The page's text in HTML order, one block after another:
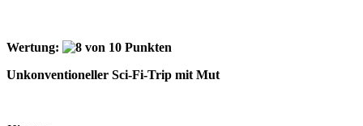
Wertung:
Unkonventioneller Sci-Fi-Trip mit Mut